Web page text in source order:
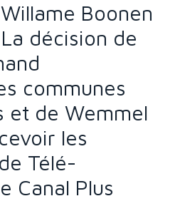
Boonen
décision de
communes
et de Wemmel
les
Télé-
Canal Plus